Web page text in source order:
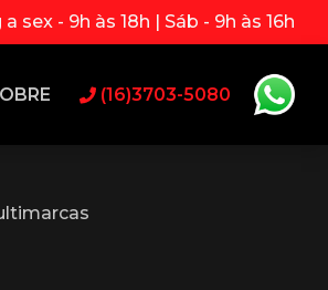
a sex - 9h às 18h | Sáb - 9h às 16h
(16)3703-5080